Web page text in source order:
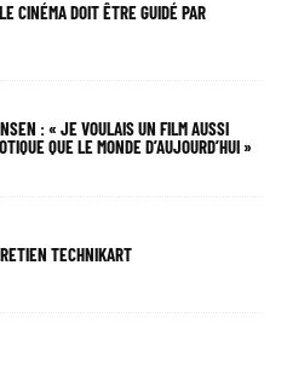
CINÉMA DOIT ÊTRE GUIDÉ PAR
: « JE VOULAIS UN FILM AUSSI
QUE LE MONDE D’AUJOURD’HUI »
TECHNIKART